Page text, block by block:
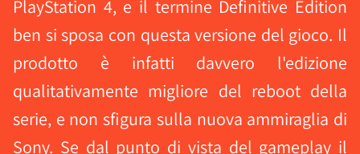
PlayStation 4, e il termine Definitive Edition
ben si sposa con questa versione del gioco. Il
prodotto è infatti davvero l'edizione
qualitativamente migliore del reboot della
serie, e non sfigura sulla nuova ammiraglia di
Sony. Se dal punto di vista del gameplay il